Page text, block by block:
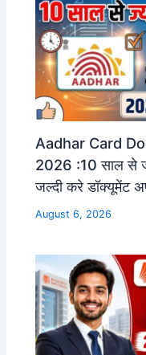
Aadhar Card
2026 :10 साल से
जल्दी करे डॉक्यूमेंट
August 6, 2026